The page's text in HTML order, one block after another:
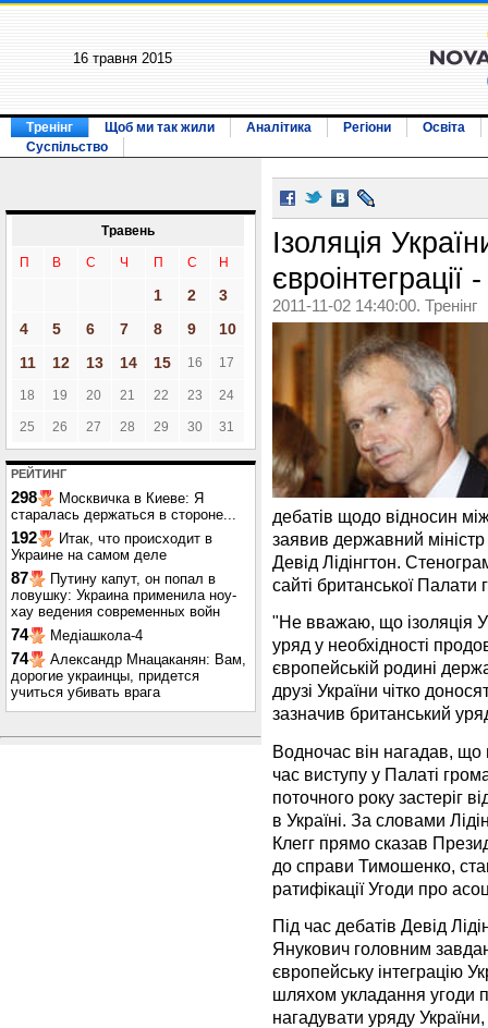
16 травня 2015
Тренінг Щоб ми так жили Аналітика Регіони
Освіта
Суспільство
Травень
П В С Ч П С Н
1 2
3
4
5 6 7 8 9
10
11
12 13 14 15 16 17
18 19 20 21 22 23 24
25 26 27 28 29 30 31
РЕЙТИНГ
298
Москвичка в Киеве: Я
старалась держаться в стороне...
192
Итак, что происходит в
Украине на самом деле
87
Путину капут, он попал в
ловушку: Украина применила ноу-
хау ведения современных войн
74 Медіашкола-4
74
Александр Мнацаканян: Вам,
дорогие украинцы, придется
учиться убивать врага
Ізоляція
євроінтеграції
2011-11-02 14:40:00. Тренінг
дебатів щодо відносин
заявив державний
Девід Лідінгтон.
сайті британської Палати
"Не вважаю, що ізоляція
уряд у необхідності
європейській родині
друзі України чітко
зазначив британський
Водночас він нагадав, що
час виступу у Палаті
поточного року застеріг
в Україні. За словами
Клегг прямо сказав
до справи Тимошенко,
ратифікації Угоди про
Під час дебатів Девід
Янукович головним
європейську інтеграцію
шляхом укладання угоди
нагадувати уряду